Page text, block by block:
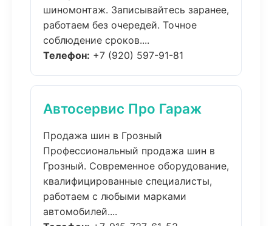
шиномонтаж. Записывайтесь заранее,
работаем без очередей. Точное
соблюдение сроков....
Телефон: +7 (920) 597-91-81
Автосервис Про Гараж
Продажа шин в Грозный
Профессиональный продажа шин в
Грозный. Современное оборудование,
квалифицированные специалисты,
работаем с любыми марками
автомобилей....